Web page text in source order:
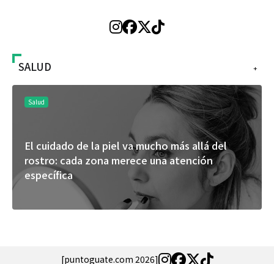
+
SALUD
Salud
El cuidado de la piel va mucho más allá del
rostro: cada zona merece una atención
específica
[puntoguate.com 2026]